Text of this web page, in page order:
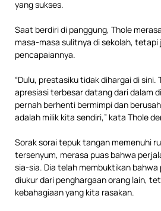
yang sukses.
Saat berdiri di panggung, Thole
masa-masa sulitnya di sekolah, tetapi
pencapaiannya.
“Dulu, prestasiku tidak dihargai di sini.
apresiasi terbesar datang dari dalam
pernah berhenti bermimpi dan
adalah milik kita sendiri,” kata Thole
Sorak sorai tepuk tangan memenuhi
tersenyum, merasa puas bahwa
sia-sia. Dia telah membuktikan
diukur dari penghargaan orang lain,
kebahagiaan yang kita rasakan.